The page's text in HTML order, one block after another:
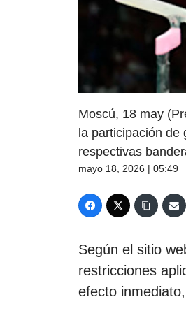
Moscú, 18 may
la participación de
respectivas
mayo 18, 2026 | 05:49
Según el sitio
restricciones
efecto